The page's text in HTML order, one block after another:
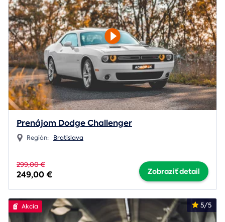
Prenájom Dodge Challenger
Región: Bratislava
299,00 €
249,00 € Zobraziť detail
5/5
Akcia